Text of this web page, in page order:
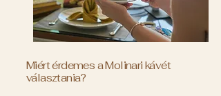
Miért érdemes a Molinari kávét
választania?